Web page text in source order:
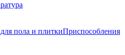
пола и плиткиПриспособления